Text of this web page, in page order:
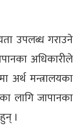
उपलब्ध गराउने
अधिकारीले
अर्थ मन्त्रालयका
लागि जापानका
।